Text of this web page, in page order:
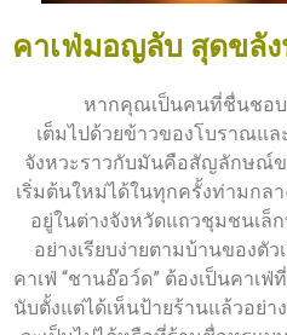
คาเฟ่มอญลับ สุดขลั
หากคุณเป็นคนที่ชื่นชอบกา
เต็มไปด้วยข้าวของโบราณแ
จังหวะราวกับมันคือสัญลักษณ์ข
เริ่มต้นใหม่ได้ในทุกครั้งท่ามกล
อยู่ในต่างจังหวัดแถวชุมชนเล็
อย่างเรียบง่ายตามบ้านของตัว
คาเฟ่ “ชานอ๊อว์ด” ต้องเป็นคาเ
นับตั้งแต่ได้เห็นป้ายร้านแล้วอย่